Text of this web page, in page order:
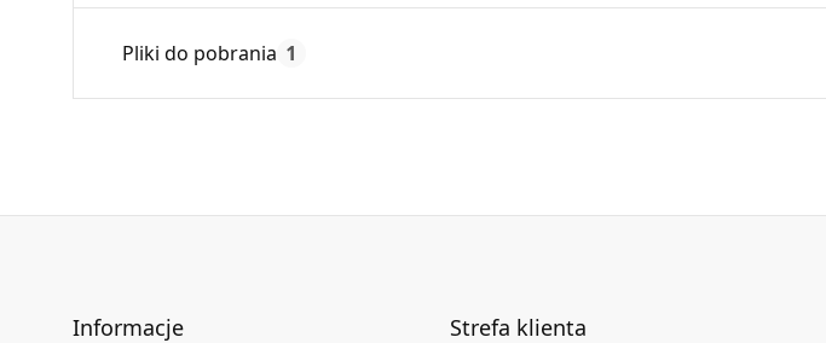
Pliki do pobrania 1
Informacje Strefa klienta